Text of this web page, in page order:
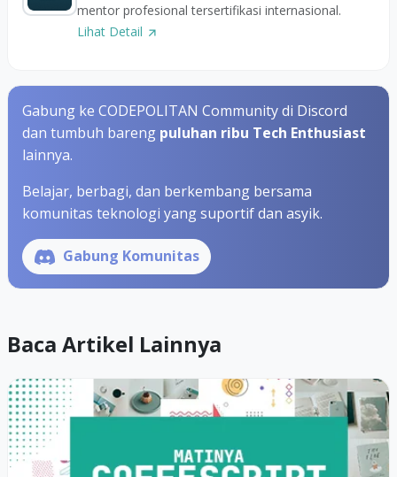
mentor profesional tersertifikasi internasional.
Lihat Detail
Gabung ke CODEPOLITAN Community di Discord
dan tumbuh bareng puluhan ribu Tech Enthusiast
lainnya.
Belajar, berbagi, dan berkembang bersama
komunitas teknologi yang suportif dan asyik.
Gabung Komunitas
Baca Artikel Lainnya